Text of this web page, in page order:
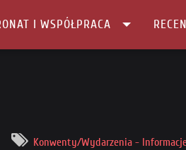
I WSPÓŁPRACA
Konwenty/Wydarzenia -